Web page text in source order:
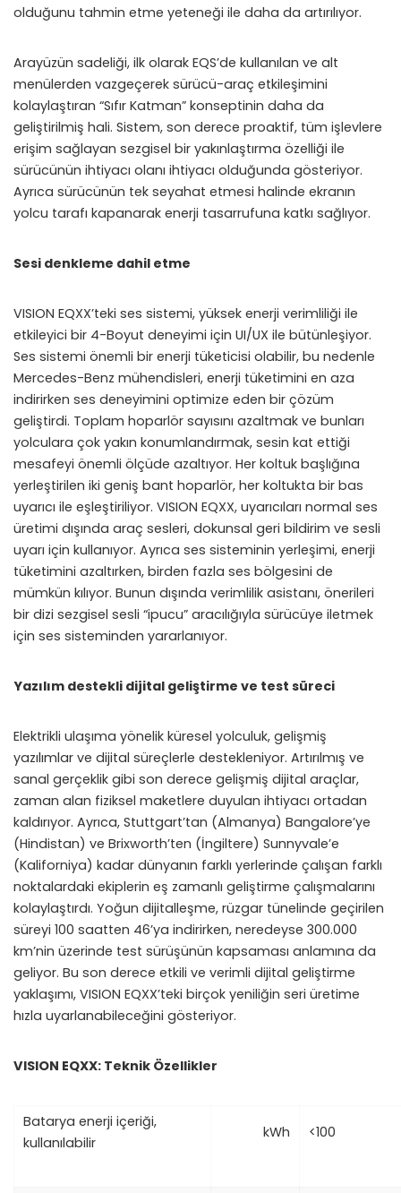
olduğunu tahmin etme yeteneği ile daha da artırılıyor.
Arayüzün sadeliği, ilk olarak EQS’de kullanılan ve alt
menülerden vazgeçerek sürücü-araç etkileşimini
kolaylaştıran “Sıfır Katman” konseptinin daha da
geliştirilmiş hali. Sistem, son derece proaktif, tüm işlevlere
erişim sağlayan sezgisel bir yakınlaştırma özelliği ile
sürücünün ihtiyacı olanı ihtiyacı olduğunda gösteriyor.
Ayrıca sürücünün tek seyahat etmesi halinde ekranın
yolcu tarafı kapanarak enerji tasarrufuna katkı sağlıyor.
Sesi denkleme dahil etme
VISION EQXX’teki ses sistemi, yüksek enerji verimliliği ile
etkileyici bir 4-Boyut deneyimi için UI/UX ile bütünleşiyor.
Ses sistemi önemli bir enerji tüketicisi olabilir, bu nedenle
Mercedes-Benz mühendisleri, enerji tüketimini en aza
indirirken ses deneyimini optimize eden bir çözüm
geliştirdi. Toplam hoparlör sayısını azaltmak ve bunları
yolculara çok yakın konumlandırmak, sesin kat ettiği
mesafeyi önemli ölçüde azaltıyor. Her koltuk başlığına
yerleştirilen iki geniş bant hoparlör, her koltukta bir bas
uyarıcı ile eşleştiriliyor. VISION EQXX, uyarıcıları normal ses
üretimi dışında araç sesleri, dokunsal geri bildirim ve sesli
uyarı için kullanıyor. Ayrıca ses sisteminin yerleşimi, enerji
tüketimini azaltırken, birden fazla ses bölgesini de
mümkün kılıyor. Bunun dışında verimlilik asistanı, önerileri
bir dizi sezgisel sesli “ipucu” aracılığıyla sürücüye iletmek
için ses sisteminden yararlanıyor.
Yazılım destekli dijital geliştirme ve test süreci
Elektrikli ulaşıma yönelik küresel yolculuk, gelişmiş
yazılımlar ve dijital süreçlerle destekleniyor. Artırılmış ve
sanal gerçeklik gibi son derece gelişmiş dijital araçlar,
zaman alan fiziksel maketlere duyulan ihtiyacı ortadan
kaldırıyor. Ayrıca, Stuttgart’tan (Almanya) Bangalore’ye
(Hindistan) ve Brixworth’ten (İngiltere) Sunnyvale’e
(Kaliforniya) kadar dünyanın farklı yerlerinde çalışan farklı
noktalardaki ekiplerin eş zamanlı geliştirme çalışmalarını
kolaylaştırdı. Yoğun dijitalleşme, rüzgar tünelinde geçirilen
süreyi 100 saatten 46’ya indirirken, neredeyse 300.000
km’nin üzerinde test sürüşünün kapsaması anlamına da
geliyor. Bu son derece etkili ve verimli dijital geliştirme
yaklaşımı, VISION EQXX’teki birçok yeniliğin seri üretime
hızla uyarlanabileceğini gösteriyor.
VISION EQXX: Teknik Özellikler
Batarya enerji içeriği,
kullanılabilir
kWh <100